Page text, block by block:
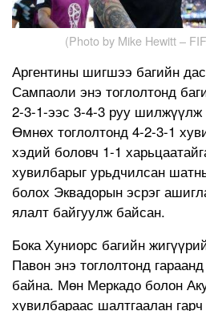
(Photo by Mike Hewitt –
Аргентины шигшээ багийн
Сампаоли энэ тоглолтонд
2-3-1-ээс 3-4-3 руу шилжүүлж
Өмнөх тоглолтонд 4-2-3-1
хэдий боловч 1-1
хувилбарыг урьдчилсан
болох Эквадорын эсрэг
ялалт байгуулж байсан.
Бока Хуниорс багийн
Павон энэ тоглолтонд
байна. Мөн Меркадо болон
хувилбараас шалтгаалан